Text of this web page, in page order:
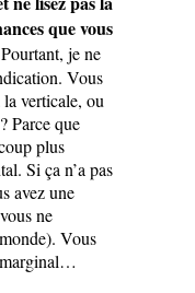
que vous
je ne
Vous
verticale, ou
Parce que
plus
Si ça n’a pas
avez une
ne
Vous
marginal…